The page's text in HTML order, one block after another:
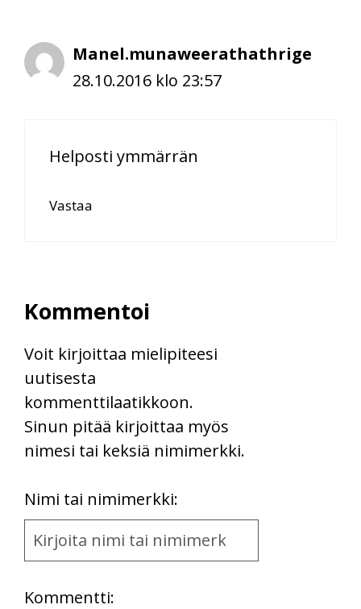
Manel.munaweerathathrige
28.10.2016 klo 23:57
Helposti ymmärrän
Vastaa
Kommentoi
Voit kirjoittaa mielipiteesi
uutisesta
kommenttilaatikkoon.
Sinun pitää kirjoittaa myös
nimesi tai keksiä nimimerkki.
Nimi tai nimimerkki:
Name
and
Kommentti: